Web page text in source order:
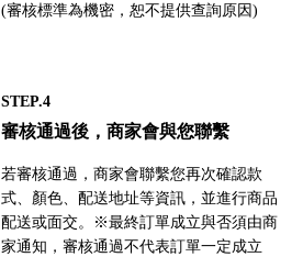
(審核標準為機密，恕不提供查詢原因)
STEP.4
審核通過後，商家會與您聯繫
若審核通過，商家會聯繫您再次確認款
式、顏色、配送地址等資訊，並進行商品
配送或面交。※最終訂單成立與否須由商
家通知，審核通過不代表訂單一定成立